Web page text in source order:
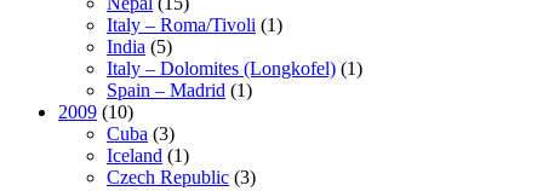
Italy – Roma/Tivoli (1)
India (5)
Italy – Dolomites (Longkofel) (1)
Spain – Madrid (1)
2009 (10)
Cuba (3)
Iceland (1)
Czech Republic (3)